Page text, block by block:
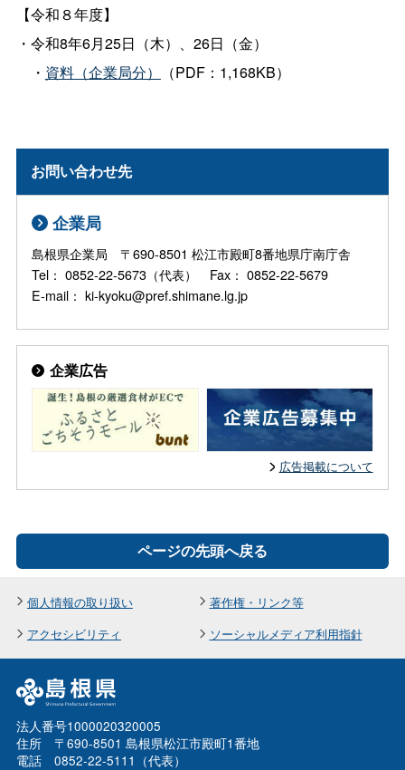
【令和８年度】
・令和8年6月25日（木）、26日（金）
・ 資料（企業局分） （PDF：1,168KB）
お問い合わせ先
企業局
島根県企業局 〒690-8501 松江市殿町8番地県庁南庁舎
Tel： 0852-22-5673（代表） Fax： 0852-22-5679
E-mail： ki-kyoku@pref.shimane.lg.jp
企業広告
広告掲載について
ページの先頭へ戻る
個人情報の取り扱い
著作権・リンク等
アクセシビリティ
ソーシャルメディア利用指針
法人番号1000020320005
住所 〒690-8501 島根県松江市殿町1番地
電話 0852-22-5111（代表）